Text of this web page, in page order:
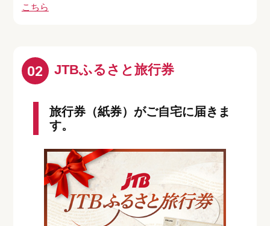
こちら
02 JTBふるさと旅行券
旅行券（紙券）がご自宅に届きま
す。